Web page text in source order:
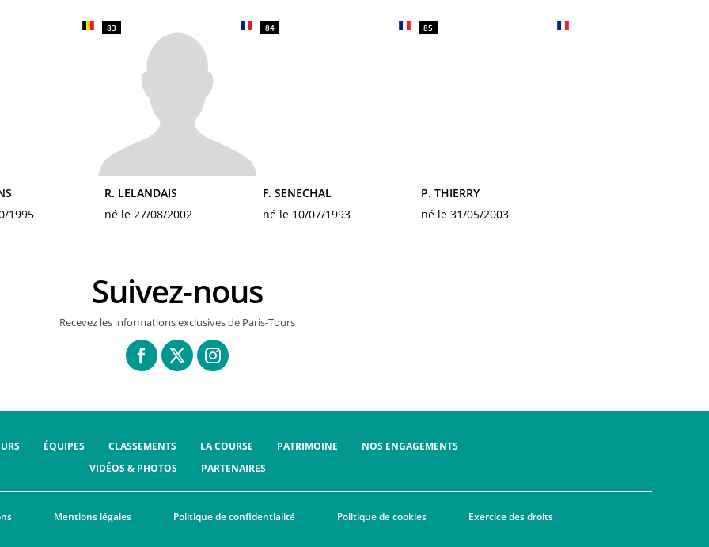
1995
83
R. LELANDAIS
né le 27/08/2002
84
F. SENECHAL
né le 10/07/1993
85
P. THIERRY
né le 31/05/2003
Suivez-nous
Recevez les informations exclusives de Paris-Tours
ÉQUIPES CLASSEMENTS LA COURSE PATRIMOINE
NOS ENGAGEMENTS
VIDÉOS & PHOTOS
PARTENAIRES
Mentions légales Politique de confidentialité Politique de cookies Exercice des droits